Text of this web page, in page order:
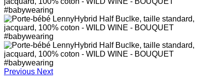
Previous Next